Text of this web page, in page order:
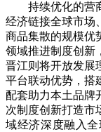
持续优化的营商
经济链接全球市场
商品集散的规模优
领域推进制度创新
晋江则将开放发展
平台联动优势，搭
配套助力本土品牌
次制度创新打造市
域经济深度融入